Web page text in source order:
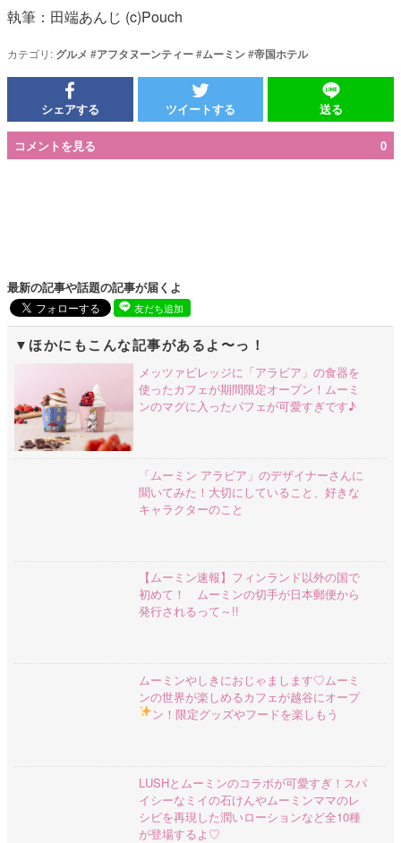
執筆：田端あんじ (c)Pouch
カテゴリ: グルメ #アフタヌーンティー#ムーミン#帝国ホテル
シェアする ツイートする 送る
コメントを見る 0
最新の記事や話題の記事が届くよ
友だち追加
ほかにもこんな記事があるよ〜っ！
メッツァビレッジに「アラビア」の食器を
使ったカフェが期間限定オープン！ムーミ
ンのマグに入ったパフェが可愛すぎです♪
「ムーミン アラビア」のデザイナーさんに
聞いてみた！大切にしていること、好きな
キャラクターのこと
【ムーミン速報】フィンランド以外の国で
初めて！ ムーミンの切手が日本郵便から
発行されるって～!!
ムーミンやしきにおじゃまします♡ムーミ
ンの世界が楽しめるカフェが越谷にオープ
ン！限定グッズやフードを楽しもう
LUSHとムーミンのコラボが可愛すぎ！スパ
イシーなミイの石けんやムーミンママのレ
シピを再現した潤いローションなど全10種
が登場するよ♡